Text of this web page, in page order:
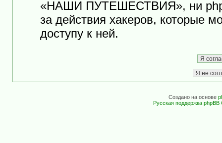
«НАШИ ПУТЕШЕСТВИЯ», ни
за действия хакеров, которые
доступу к ней.
Создано на основе
Русская поддержка phpBB